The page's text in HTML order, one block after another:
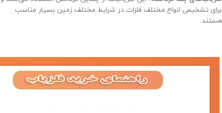
برای تشخیص انواع مختلف فلزات در شرایط مختلف زمین بسیار مناسب
هستند.